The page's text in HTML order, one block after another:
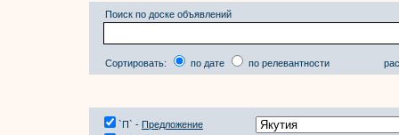
Поиск по доске объявлений
Сортировать: по дате по релевантности
`П` - Предложение